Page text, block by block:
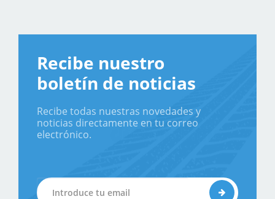
Recibe nuestro
boletín de noticias
Recibe todas nuestras novedades y
noticias directamente en tu correo
electrónico.